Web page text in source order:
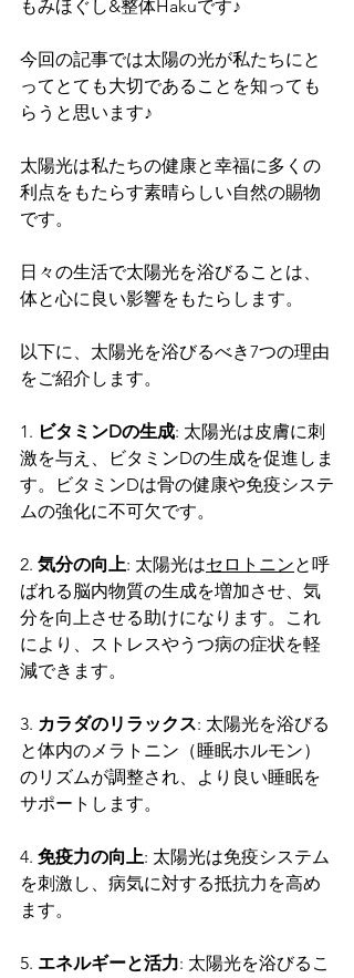
もみほぐし&整体Hakuです♪
今回の記事では太陽の光が私たちにと
ってとても大切であることを知っても
らうと思います♪
太陽光は私たちの健康と幸福に多くの
利点をもたらす素晴らしい自然の賜物
です。
日々の生活で太陽光を浴びることは、
体と心に良い影響をもたらします。
以下に、太陽光を浴びるべき7つの理由
をご紹介します。
1. ビタミンDの生成: 太陽光は皮膚に刺
激を与え、ビタミンDの生成を促進しま
す。ビタミンDは骨の健康や免疫システ
ムの強化に不可欠です。
2. 気分の向上: 太陽光はセロトニンと呼
ばれる脳内物質の生成を増加させ、気
分を向上させる助けになります。これ
により、ストレスやうつ病の症状を軽
減できます。
3. カラダのリラックス: 太陽光を浴びる
と体内のメラトニン（睡眠ホルモン）
のリズムが調整され、より良い睡眠を
サポートします。
4. 免疫力の向上: 太陽光は免疫システム
を刺激し、病気に対する抵抗力を高め
ます。
5. エネルギーと活力: 太陽光を浴びるこ